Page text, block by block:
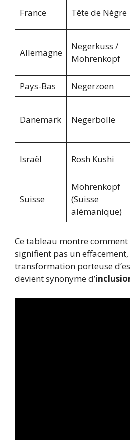
France Tête de Nègre
Allemagne
Negerkuss /
Mohrenkopf
Pays-Bas
Negerzoen
Danemark Negerbolle
Israël Rosh Kushi
Suisse
Mohrenkopf
(Suisse
alémanique)
Ce tableau montre comment
signifient pas un
transformation porteuse
devient synonyme d’